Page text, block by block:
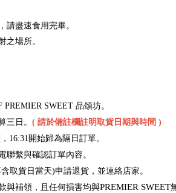
請盡速食用完畢。
之場所。
SWEET 品頌坊。
三日。 ( 請於備註欄註明取貨日期與時間 )
16:31開始歸為隔日訂單。
聯繫與確認訂單內容。
取貨日當天)申請退貨，並連絡店家。
與補領，且任何損害均與PREMIER SWEET